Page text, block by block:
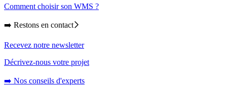
Comment choisir son WMS ?
➡️ Restons en contact
Recevez notre newsletter
Décrivez-nous votre projet
➡️ Nos conseils d'experts